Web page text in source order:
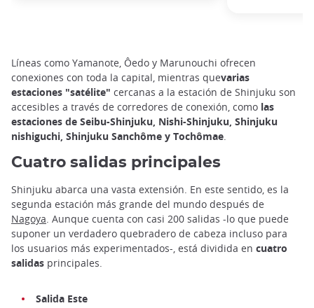
Líneas como Yamanote, Ôedo y Marunouchi ofrecen
conexiones con toda la capital, mientras quevarias
estaciones "satélite" cercanas a la estación de Shinjuku son
accesibles a través de corredores de conexión, como las
estaciones de Seibu-Shinjuku, Nishi-Shinjuku, Shinjuku
nishiguchi, Shinjuku Sanchôme y Tochômae.
Cuatro salidas principales
Shinjuku abarca una vasta extensión. En este sentido, es la
segunda estación más grande del mundo después de
Nagoya. Aunque cuenta con casi 200 salidas -lo que puede
suponer un verdadero quebradero de cabeza incluso para
los usuarios más experimentados-, está dividida en cuatro
salidas principales.
Salida Este